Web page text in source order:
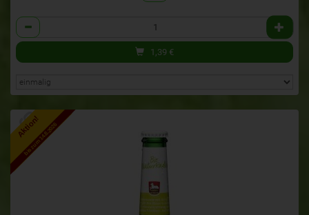
Anzahl
1,39 €
Aktion!
bis zum 14.8.2026